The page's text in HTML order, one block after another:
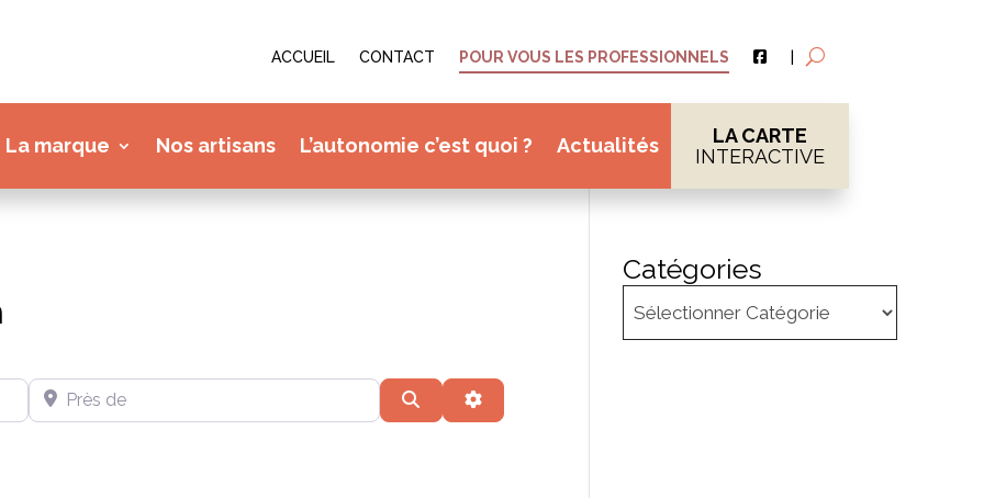
ACCUEIL CONTACT POUR VOUS LES PROFESSIONNELS
La marque Nos artisans L’autonomie c’est quoi ? Actualités
LA CARTE
INTERACTIVE
Près de RechercherAdvanced Filters
Catégories